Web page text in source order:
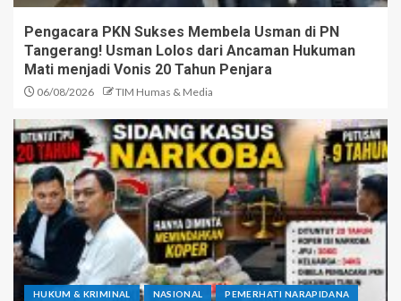
Pengacara PKN Sukses Membela Usman di PN
Tangerang! Usman Lolos dari Ancaman Hukuman
Mati menjadi Vonis 20 Tahun Penjara
06/08/2026 TIM Humas & Media
HUKUM & KRIMINAL NASIONAL PEMERHATI NARAPIDANA